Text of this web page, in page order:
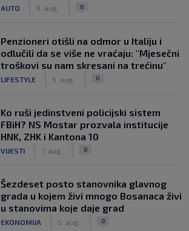
AUTO 6. aug. 0
Penzioneri otišli na odmor u Italiju i
odlučili da se više ne vraćaju: "Mjesečni
troškovi su nam skresani na trećinu"
LIFESTYLE 5. aug. 0
Ko ruši jedinstveni policijski sistem
FBiH? NS Mostar prozvala institucije
HNK, ZHK i Kantona 10
VIJESTI 7. aug. 0
Šezdeset posto stanovnika glavnog
grada u kojem živi mnogo Bosanaca živi
u stanovima koje daje grad
EKONOMIJA 5. aug. 0